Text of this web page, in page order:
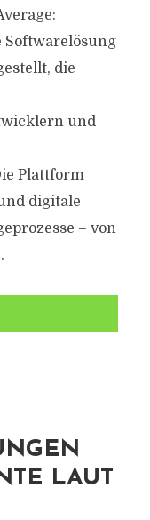
Softwarelösung
die
und
Plattform
digitale
– von
LAUT